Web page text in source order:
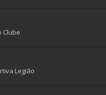
Clube
Legião